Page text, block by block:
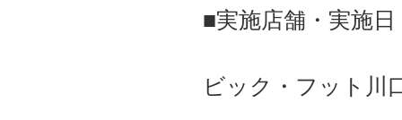
■実施店舗・実施日
ビック・フット川